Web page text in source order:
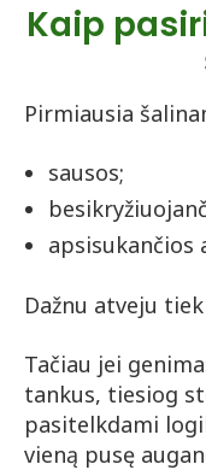
Kaip
Pirmiausia
sausos;
apsisukančios
Dažnu atveju
Tačiau jei
tankus, tiesiog
pasitelkdami
vieną pusę